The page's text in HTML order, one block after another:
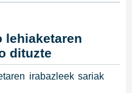
lehiaketaren
dituzte
irabazleek sariak